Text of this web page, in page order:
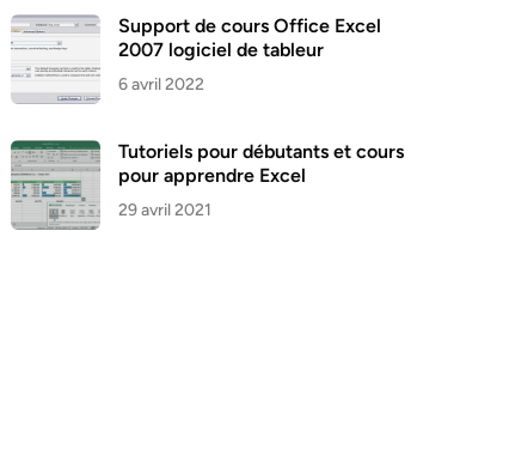
Support de cours Office Excel
2007 logiciel de tableur
6 avril 2022
Tutoriels pour débutants et cours
pour apprendre Excel
29 avril 2021